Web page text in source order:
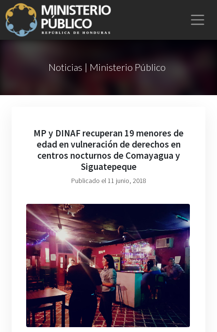
Noticias | Ministerio Público
MP y DINAF recuperan 19 menores de
edad en vulneración de derechos en
centros nocturnos de Comayagua y
Siguatepeque
Publicado el 11 junio, 2018